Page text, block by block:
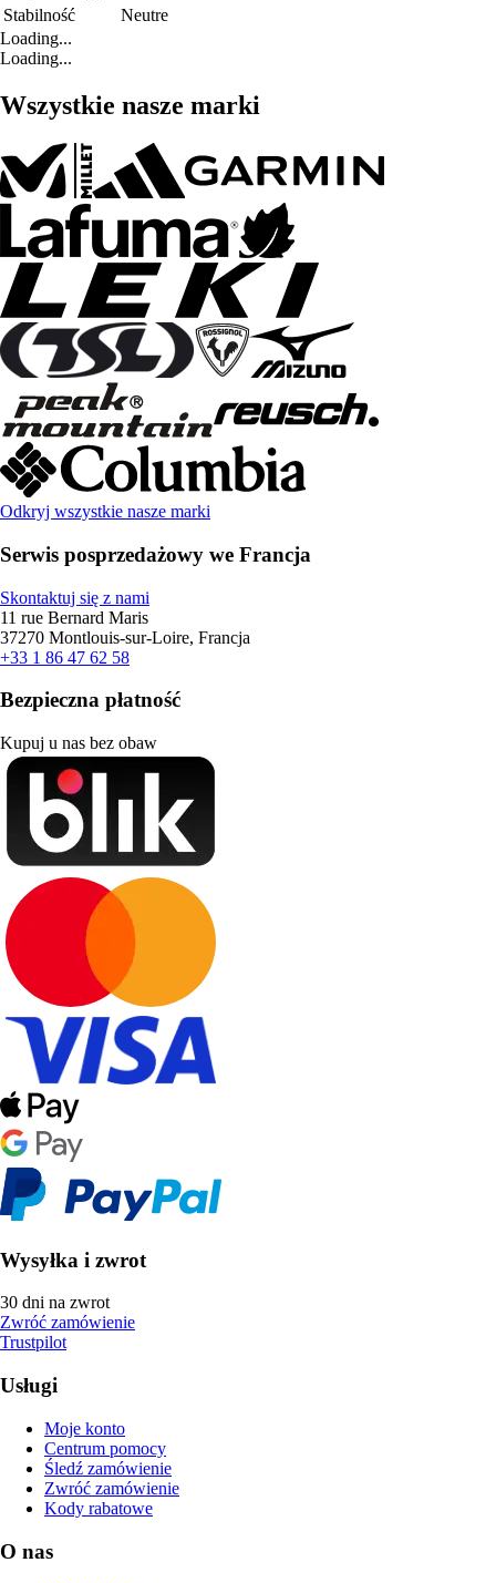
Stabilność
Neutre
Loading...
Loading...
Wszystkie nasze marki
Odkryj wszystkie nasze marki
Serwis posprzedażowy we Francja
Skontaktuj się z nami
11 rue Bernard Maris
37270 Montlouis-sur-Loire, Francja
+33 1 86 47 62 58
Bezpieczna płatność
Kupuj u nas bez obaw
Wysyłka i zwrot
30 dni na zwrot
Zwróć zamówienie
Trustpilot
Usługi
Moje konto
Centrum pomocy
Śledź zamówienie
Zwróć zamówienie
Kody rabatowe
O nas